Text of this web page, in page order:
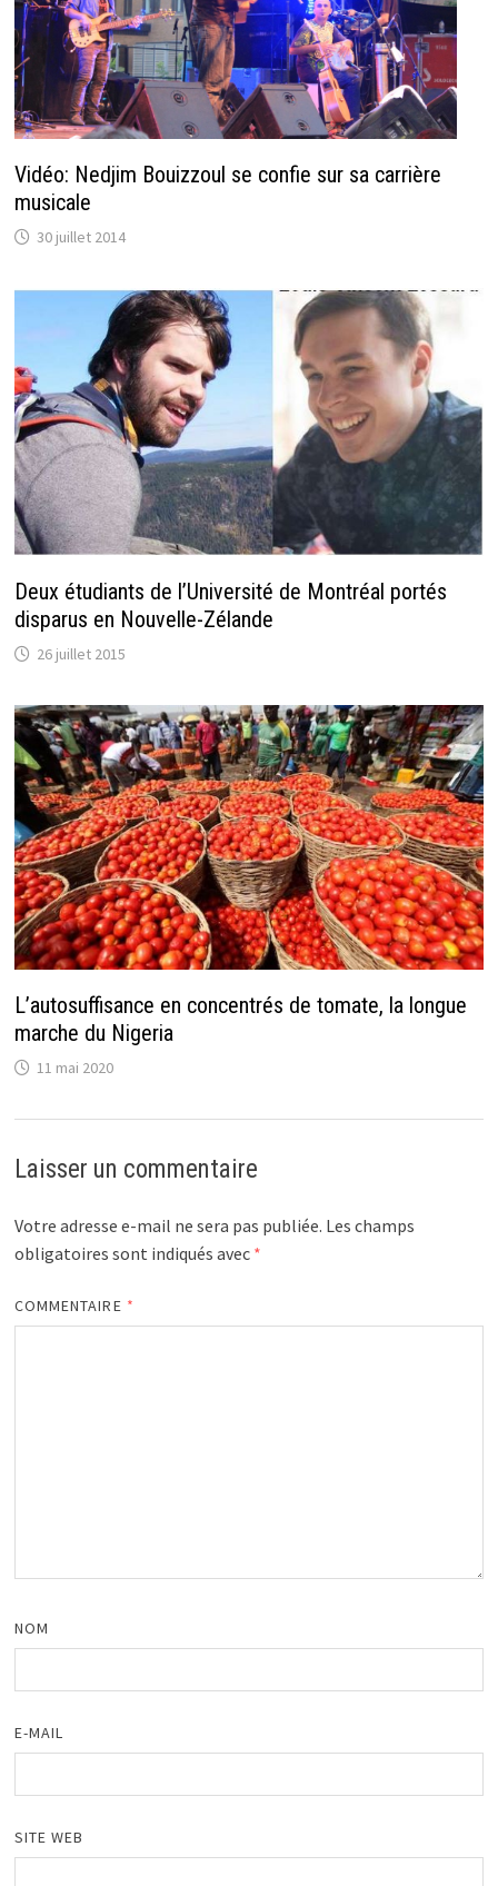
Vidéo: Nedjim Bouizzoul se confie sur sa carrière
musicale
30 juillet 2014
Deux étudiants de l’Université de Montréal portés
disparus en Nouvelle-Zélande
26 juillet 2015
L’autosuffisance en concentrés de tomate, la longue
marche du Nigeria
11 mai 2020
Laisser un commentaire
Votre adresse e-mail ne sera pas publiée. Les champs
obligatoires sont indiqués avec *
COMMENTAIRE *
NOM
E-MAIL
SITE WEB